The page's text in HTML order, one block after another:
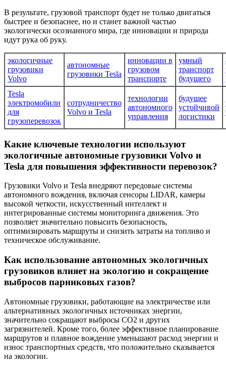
В результате, грузовой транспорт будет не только двигаться
быстрее и безопаснее, но и станет важной частью
экологически осознанного мира, где инновации и природа
идут рука об руку.
экологичные
грузовики
Volvo
автономные
грузовики Tesla
инновации в
грузовом
транспорте
умный
транспорт
будущего
Tesla
электромобили
для
грузоперевозок
сотрудничество
Volvo и Tesla
технологии
автономного
управления
будущее
устойчивой
логистики
Какие ключевые технологии используют
экологичные автономные грузовики Volvo и
Tesla для повышения эффективности перевозок?
Грузовики Volvo и Tesla внедряют передовые системы
автономного вождения, включая сенсоры LIDAR, камеры
высокой четкости, искусственный интеллект и
интегрированные системы мониторинга движения. Это
позволяет значительно повысить безопасность,
оптимизировать маршруты и снизить затраты на топливо и
техническое обслуживание.
Как использование автономных экологичных
грузовиков влияет на экологию и сокращение
выбросов парниковых газов?
Автономные грузовики, работающие на электричестве или
альтернативных экологичных источниках энергии,
значительно сокращают выбросы CO2 и других
загрязнителей. Кроме того, более эффективное планирование
маршрутов и плавное вождение уменьшают расход энергии и
износ транспортных средств, что положительно сказывается
на экологии.